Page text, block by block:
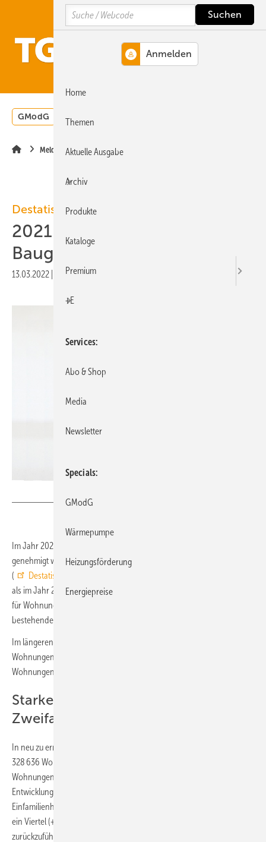
Hauptinhalt
Hauptmenü
SiteSearch
GModG Wärmepumpe
Meldungen
Destatis
2021: 3,3 % mehr
Baugenehmigungen
13.03.2022 Druckvorschau
Im Jahr 2021 ist in Deutschland der Bau von 380 914 Wohnungen
genehmigt worden. Nach Angaben des Statistischen Bundesamts
(
Destatis
als im Jahr 2020. In den Zahlen sind sowohl die Baugenehmigungen
für Wohnungen in neuen Gebäuden als auch für neue Wohnungen in
bestehenden Gebäuden enthalten.
Im längeren Zeitvergleich befand sich die Zahl genehmigter
Wohnungen damit weiter auf einem hohen Niveau: Mehr genehmigte
Wohnungen in einem Jahr hatte es zuletzt 1999 mit 437 084 gegeben.
Starkes Wachstum bei
Zweifamilienhäusern
In neu zu errichtenden Wohngebäuden sind im Jahr 2021 rund
328 636 Wohnungen genehmigt worden. Das waren 2,6 % oder 8274
Wohnungen mehr als im Vorjahr. Dies ist insbesondere auf die
Entwicklung bei den Zweifamilienhäusern (häufig Doppelhäuser oder
Einfamilienhäuser mit Einliegerwohnung) mit einer Zunahme um gut
ein Viertel (+ 25,1 %) auf rund 32 000 neue Wohnungen
zurückzuführen.
Search
Home
Themen
Aktuelle Ausgabe
Archiv
Produkte
Kataloge
Premium
+E
Services
Abo & Shop
Media
Newsletter
Specials
GModG
Wärmepumpe
Heizungsförderung
Energiepreise